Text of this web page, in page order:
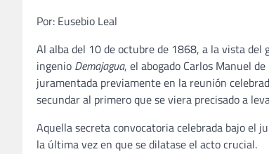
Por: Eusebio Leal
Al alba del 10 de octubre de 1868, a la vista del
ingenio Demajagua, el abogado Carlos Manuel
juramentada previamente en la reunión
secundar al primero que se viera precisado a
Aquella secreta convocatoria celebrada bajo el
la última vez en que se dilatase el acto crucial.